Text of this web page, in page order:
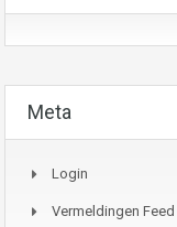
Meta
Login
Vermeldingen Feed